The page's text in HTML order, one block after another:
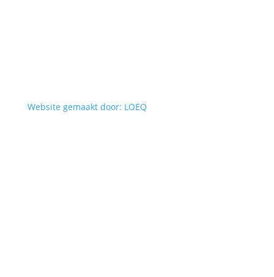
Website gemaakt door: LOEQ